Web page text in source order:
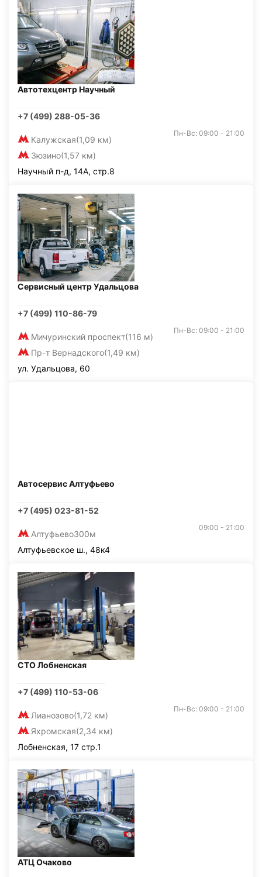
Автотехцентр Научный
+7 (499) 288-05-36
Калужская(1,09 км)
Зюзино(1,57 км)
Пн-Вс: 09:00 - 21:00
Научный п-д, 14А, стр.8
Сервисный центр Удальцова
+7 (499) 110-86-79
Мичуринский проспект(116 м)
Пр-т Вернадского(1,49 км)
Пн-Вс: 09:00 - 21:00
ул. Удальцова, 60
Автосервис Алтуфьево
+7 (495) 023-81-52
Алтуфьево300м
09:00 - 21:00
Алтуфьевское ш., 48к4
СТО Лобненская
+7 (499) 110-53-06
Лианозово(1,72 км)
Яхромская(2,34 км)
Пн-Вс: 09:00 - 21:00
Лобненская, 17 стр.1
АТЦ Очаково